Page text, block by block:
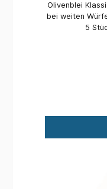
Olivenblei Klassisches Olivenblei, das Sie auch
bei weiten
5